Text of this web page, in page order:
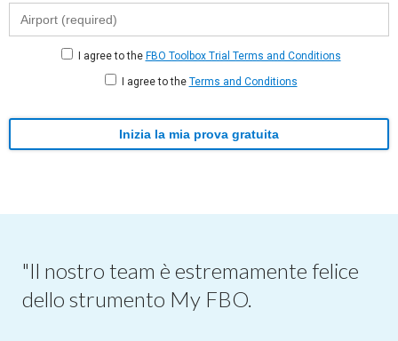
I agree to the FBO Toolbox Trial Terms and Conditions
I agree to the Terms and Conditions
Inizia la mia prova gratuita
"Il nostro team è estremamente felice
dello strumento My FBO.